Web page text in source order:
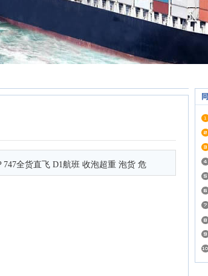
全货直飞 D1航班 收泡超重 泡货 危